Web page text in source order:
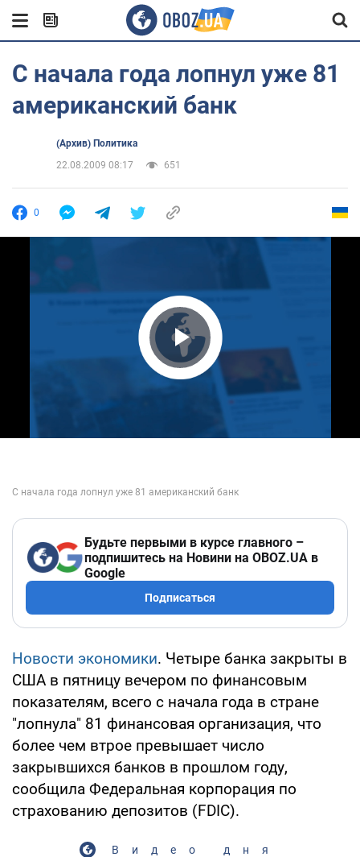
С начала года лопнул уже 81
американский банк
(Архив) Политика
22.08.2009 08:17
651
0
Play Video
Будьте первыми в курсе главного –
подпишитесь на Новини на OBOZ.UA в
Google
Подписаться
Новости экономики. Четыре банка закрыты в
США в пятницу вечером по финансовым
показателям, всего с начала года в стране
"лопнула" 81 финансовая организация, что
более чем втрое превышает число
закрывшихся банков в прошлом году,
сообщила Федеральная корпорация по
страхованию депозитов (FDIC).
Видео дня